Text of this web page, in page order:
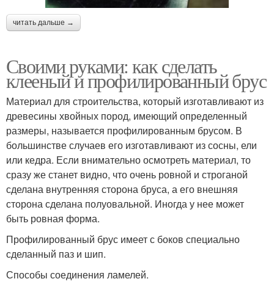
читать дальше →
Своими руками: как сделать
клееный и профилированный брус
Материал для строительства, который изготавливают из
древесины хвойных пород, имеющий определенный
размеры, называется профилированным брусом. В
большинстве случаев его изготавливают из сосны, ели
или кедра. Если внимательно осмотреть материал, то
сразу же станет видно, что очень ровной и строганой
сделана внутренняя сторона бруса, а его внешняя
сторона сделана полуовальной. Иногда у нее может
быть ровная форма.
Профилированный брус имеет с боков специально
сделанный паз и шип.
Способы соединения ламелей.